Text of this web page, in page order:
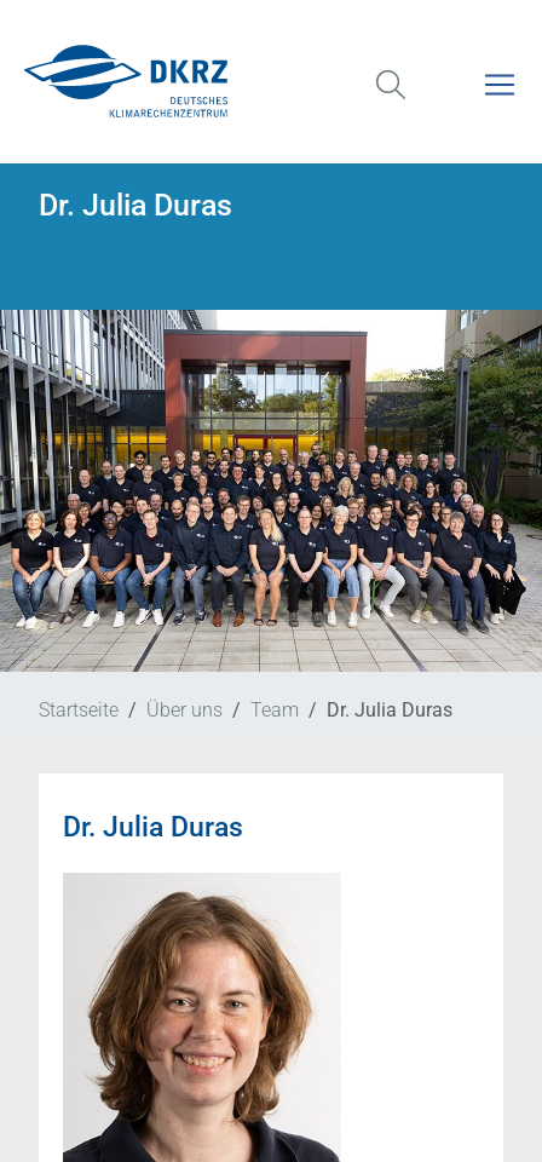
Dr. Julia Duras
Startseite Über uns Team Dr. Julia Duras
Dr. Julia Duras